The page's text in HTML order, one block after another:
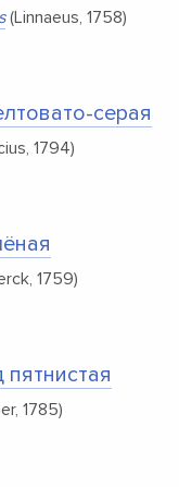
(Linnaeus, 1758)
серая
1794)
1759)
1785)